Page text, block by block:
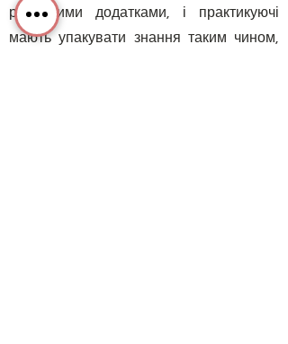
реальними додатками, і практикуючі
мають упакувати знання таким чином,